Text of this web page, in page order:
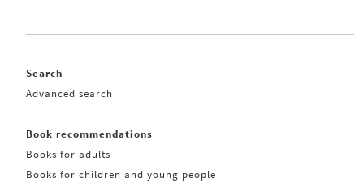
Search
Advanced search
Book recommendations
Books for adults
Books for children and young people